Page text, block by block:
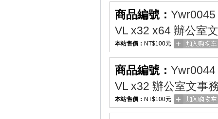
商品編號： Ywr0045
VL x32 x64 辦公室
本站售價： NT$100元
商品編號： Ywr0044
VL x32 辦公室文事
本站售價： NT$100元